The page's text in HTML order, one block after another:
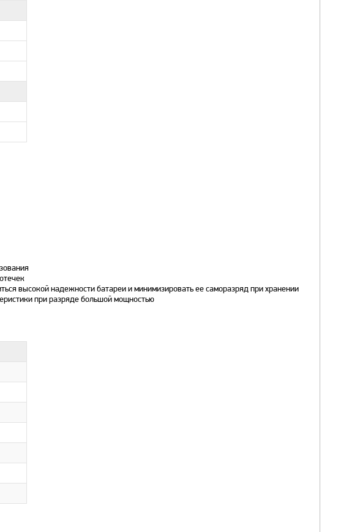
высокой надежности батареи и минимизировать ее саморазряд при хранении
при разряде большой мощностью